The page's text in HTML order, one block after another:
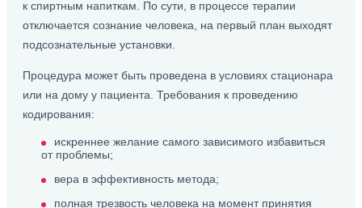
к спиртным напиткам. По сути, в процессе терапии
отключается сознание человека, на первый план выходят
подсознательные установки.
Процедура может быть проведена в условиях стационара
или на дому у пациента. Требования к проведению
кодирования:
искреннее желание самого зависимого избавиться
от проблемы;
вера в эффективность метода;
полная трезвость человека на момент принятия